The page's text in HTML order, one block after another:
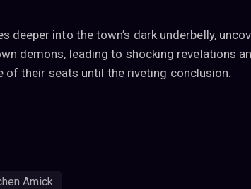
deeper into the town’s dark underbelly,
demons, leading to shocking revelations
of their seats until the riveting conclusion.
Amick